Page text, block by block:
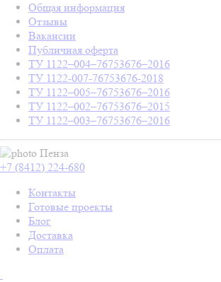
Общая информация
Отзывы
Вакансии
Публичная оферта
ТУ 1122–004–76753676–2016
ТУ 1122-007-76753676-2018
ТУ 1122–005–76753676–2016
ТУ 1122–002–76753676–2015
ТУ 1122–003–76753676–2016
Пенза
+7 (8412) 224-680
Контакты
Готовые проекты
Блог
Доставка
Оплата